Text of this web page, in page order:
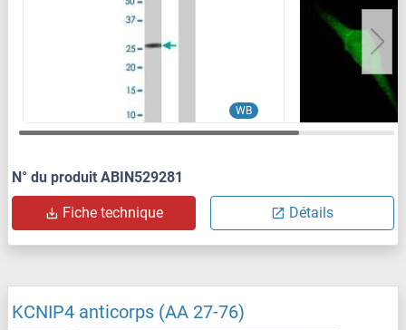
WB
N° du produit ABIN529281
Fiche technique Détails
KCNIP4 anticorps (AA 27-76)